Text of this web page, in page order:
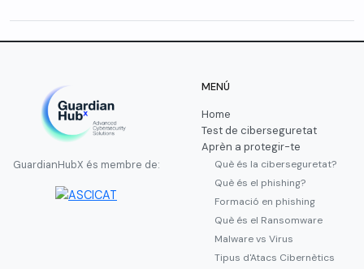
GuardianHubX és membre de:
MENÚ
Home
Test de ciberseguretat
Aprèn a protegir-te
Què és la ciberseguretat?
Què és el phishing?
Formació en phishing
Què és el Ransomware
Malware vs Virus
Tipus d'Atacs Cibernètics